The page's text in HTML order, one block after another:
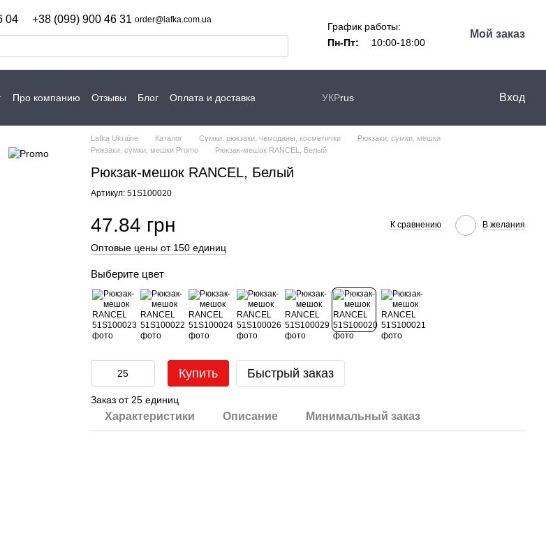
04 +38 (099) 900 46 31 order@lafka.com.ua
График работы:
Пн-Пт:
10:00-18:00
Мой заказ
Про компанию Отзывы Блог
Оплата и доставка
УКРrus Вход
Lafka Ukraine Каталог Сумки, рюкзаки, чемоданы, косметички
Рюкзаки, сумки, мешки
Рюкзаки, сумки, мешки Promo
Рюкзак-мешок RANCEL, Белый
Рюкзак-мешок RANCEL, Белый
Артикул: 51S100020
47.84 грн К сравнению В желания
Оптовые цены от 150 единиц
Выберите цвет
Купить Быстрый заказ
Заказ от 25 единиц
Характеристики Описание Минимальный заказ